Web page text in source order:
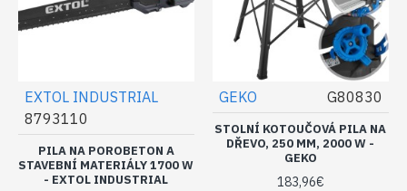
EXTOL INDUSTRIAL
8793110
PILA NA POROBETON A
STAVEBNÍ MATERIÁLY 1700 W
- EXTOL INDUSTRIAL
GEKO G80830
STOLNÍ KOTOUČOVÁ PILA NA
DŘEVO, 250 MM, 2000 W -
GEKO
183,96€